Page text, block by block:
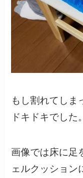
もし割れてしま
ドキドキでした。
画像では床に足
ェルクッション